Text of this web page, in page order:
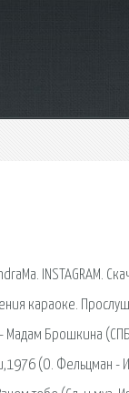
INSTAGRAM.
караоке.
- Мадам Брошкина
(О. Фельцман -